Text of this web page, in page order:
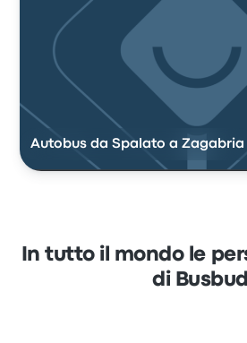
Autobus da Spalato a Zagabria
In tutto il mondo le
di Busbud